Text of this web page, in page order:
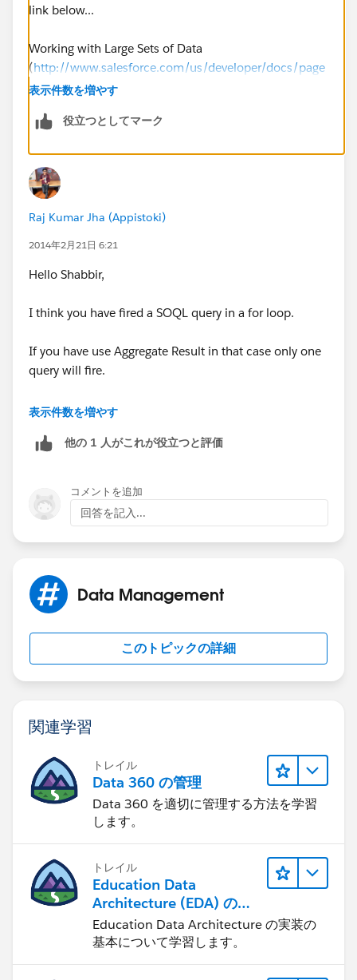
link below...
Working with Large Sets of Data
(http://www.salesforce.com/us/developer/docs/page
s/index_Left.htm#.StartTopic=Content/pages_controll
表示件数を増やす
役立つとしてマーク
Raj Kumar Jha (Appistoki)
2014年2月21日 6:21
Hello Shabbir,
I think you have fired a SOQL query in a for loop.
If you have use Aggregate Result in that case only one
query will fire.
OR
you can fetch all records at once then according to
Thanks
表示件数を増やす
他の 1 人がこれが役立つと評価
コメントを追加
回答を記入...
Data Management
このトピックの詳細
関連学習
トレイル
Data 360 の管理
Data 360 を適切に管理する方法を学習
します。
トレイル
Education Data
Architecture (EDA) の管
理
Education Data Architecture の実装の
基本について学習します。